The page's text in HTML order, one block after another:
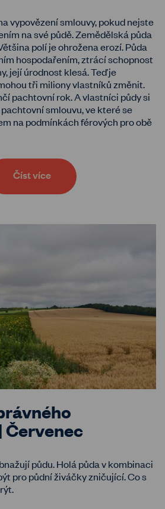
vypovězení smlouvy, pokud nejste
na své půdě. Zemědělská půda
polí je ohrožena erozí. Půda
hospodařením, ztrácí schopnost
její úrodnost klesá. Teď je
tři miliony vlastníků změnit.
pachtovní rok. A vlastníci půdy si
smlouvu, ve které se
na podmínkách férových pro obě
Číst více
Červenec
půdu. Holá půda v kombinaci
pro půdní živáčky zničující. Co s